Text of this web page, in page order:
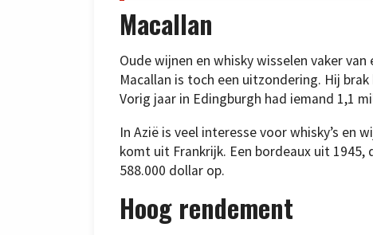
Macallan
Oude wijnen en whisky wisselen vaker
Macallan is toch een uitzondering. Hij
Vorig jaar in Edingburgh had iemand 1,1
In Azië is veel interesse voor whisky’s en
komt uit Frankrijk. Een bordeaux uit
588.000 dollar op.
Hoog rendement